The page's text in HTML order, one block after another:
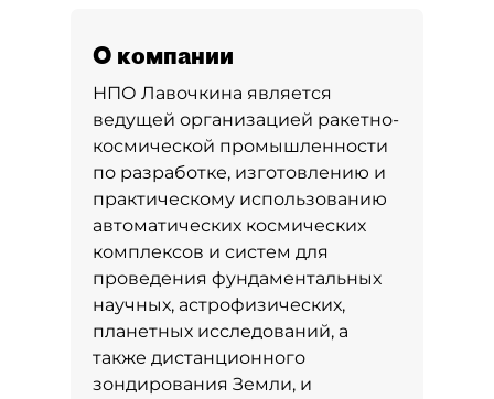
О компании
НПО Лавочкина является
ведущей организацией ракетно-
космической промышленности
по разработке, изготовлению и
практическому использованию
автоматических космических
комплексов и систем для
проведения фундаментальных
научных, астрофизических,
планетных исследований, а
также дистанционного
зондирования Земли, и